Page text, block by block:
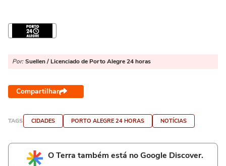
Por: Suellen / Licenciado de Porto Alegre 24 horas
Compartilhar
TAGS CIDADES PORTO ALEGRE 24 HORAS NOTÍCIAS
O Terra também está no Google Discover.